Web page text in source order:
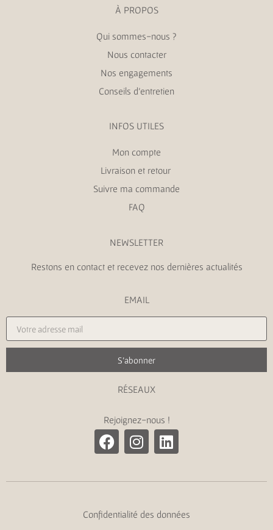
À PROPOS
Qui sommes-nous ?
Nous contacter
Nos engagements
Conseils d’entretien
INFOS UTILES
Mon compte
Livraison et retour
Suivre ma commande
FAQ
NEWSLETTER
Restons en contact et recevez nos dernières actualités
EMAIL
S'abonner
RÉSEAUX
Rejoignez-nous !
Confidentialité des données